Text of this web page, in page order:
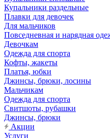
Купальники раздельные
Плавки для девочек
Для мальчиков
Повседневная и нарядная
Девочкам
Одежда для спорта
Кофты, жакеты
Платья, юбки
Джинсы, брюки, лосины
Мальчикам
Одежда для спорта
Свитшоты, рубашки
Джинсы, брюки
Акции
Услуги